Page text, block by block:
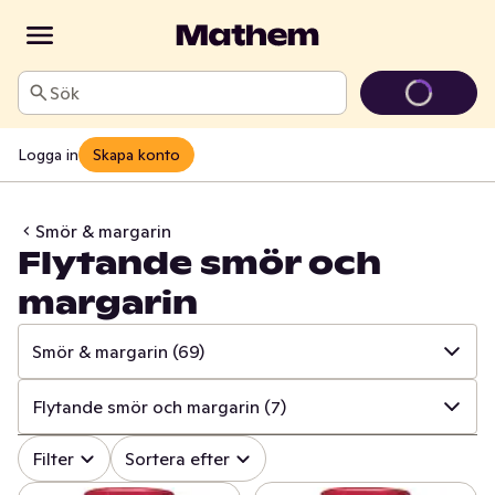
Sök
Logga in Skapa konto
Smör & margarin
Flytande smör och
margarin
Smör & margarin (69)
✓ Alla (1362)
✓ (414)
Flytande smör och margarin (7)
✓ Alla (69)
Filter Sortera efter